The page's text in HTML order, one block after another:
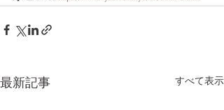
最新記事 すべて表示